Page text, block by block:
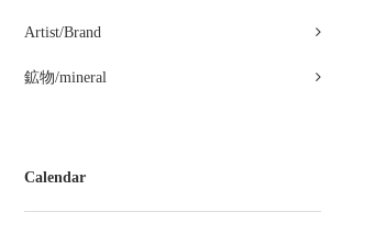
Artist/Brand
鉱物/mineral
Calendar